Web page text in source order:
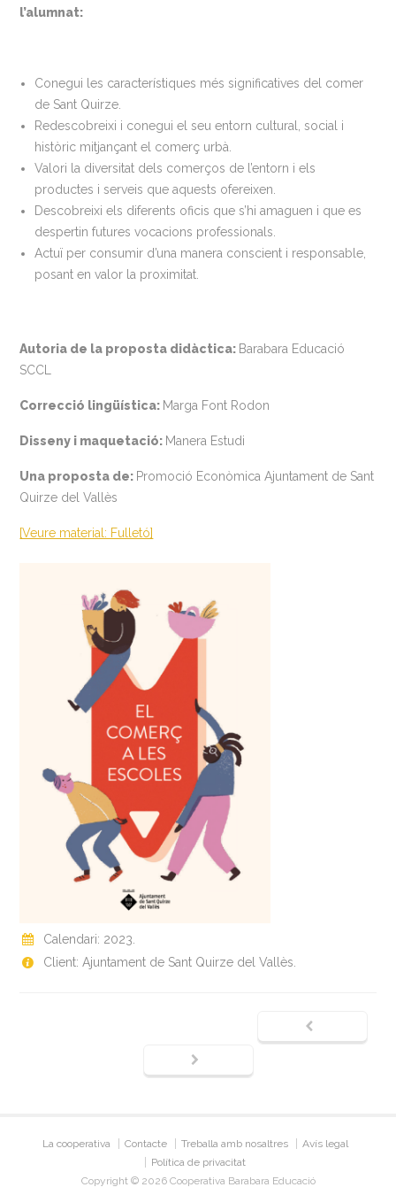
l’alumnat:
Conegui les característiques més significatives del comer
de Sant Quirze.
Redescobreixi i conegui el seu entorn cultural, social i
històric mitjançant el comerç urbà.
Valori la diversitat dels comerços de l’entorn i els
productes i serveis que aquests ofereixen.
Descobreixi els diferents oficis que s’hi amaguen i que es
despertin futures vocacions professionals.
Actuï per consumir d’una manera conscient i responsable,
posant en valor la proximitat.
Autoria de la proposta didàctica: Barabara Educació
SCCL
Correcció lingüística: Marga Font Rodon
Disseny i maquetació: Manera Estudi
Una proposta de: Promoció Econòmica Ajuntament de Sant
Quirze del Vallès
[Veure material: Fulletó]
Calendari: 2023.
Client: Ajuntament de Sant Quirze del Vallès.
La cooperativa Contacte Treballa amb nosaltres
Avís legal
Política de privacitat
Copyright © 2026 Cooperativa Barabara Educació